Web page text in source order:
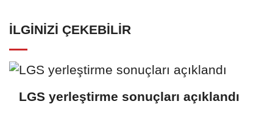
İLGINIZI ÇEKEBILIR
LGS yerleştirme sonuçları açıklandı